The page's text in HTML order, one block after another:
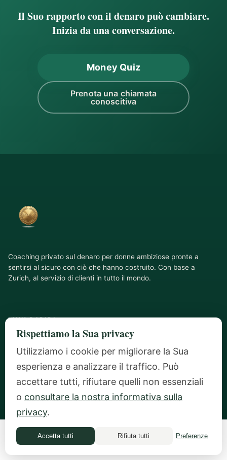
Il Suo rapporto con il denaro può cambiare.
Inizia da una conversazione.
Money Quiz
Prenota una chiamata
conoscitiva
Coaching privato sul denaro per donne ambiziose pronte a
sentirsi al sicuro con ciò che hanno costruito. Con base a
Zurich, al servizio di clienti in tutto il mondo.
LINK RAPIDI
Chi è Ilana
Stampa
Money Quiz
Contatti
Money Quiz
Rispettiamo la Sua privacy
Utilizziamo i cookie per migliorare la Sua
esperienza e analizzare il traffico. Può
accettare tutti, rifiutare quelli non essenziali
o consultare la nostra informativa sulla
privacy.
Accetta tutti Rifiuta tutti Preferenze